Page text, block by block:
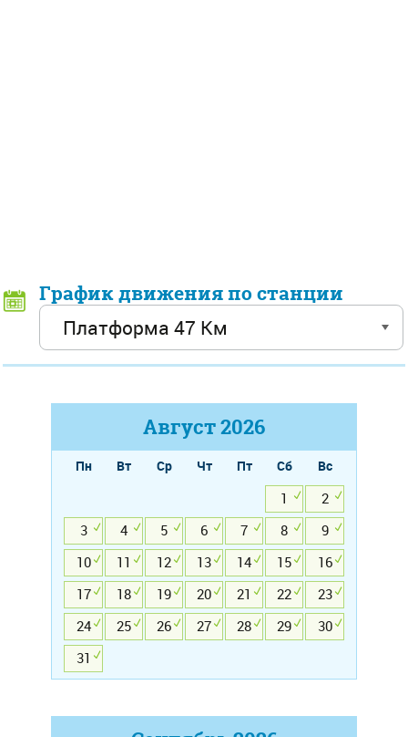
График движения по станции
Август2026
Пн Вт Ср Чт Пт Сб
Вс
1
2
3
4 5 6 7 8
9
10
11 12 13 14 15
16
17
18 19 20 21 22
23
24
25 26 27 28 29
30
31